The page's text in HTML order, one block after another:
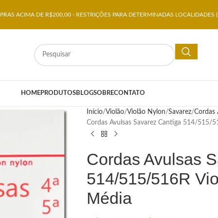
ACIMA DE R$200,00 - RESTRIÇÕES PARA DETERMINADAS LOCALIDADES
HOMEPRODUTOSBLOGSOBRECONTATO
Início Violão Violão Nylon Savarez Cordas
Cordas Avulsas Savarez Cantiga 514/515/
Cordas Avulsas
514/515/516R
Média